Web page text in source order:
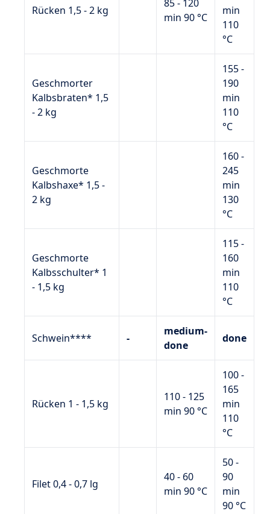
Rücken 1,5 - 2 kg
85 - 120
min 90 °C
min
110
°C
Geschmorter
Kalbsbraten* 1,5
- 2 kg
155 -
190
min
110
°C
Geschmorte
Kalbshaxe* 1,5 -
2 kg
160 -
245
min
130
°C
Geschmorte
Kalbsschulter* 1
- 1,5 kg
115 -
160
min
110
°C
Schwein**** -
medium-
done
done
Rücken 1 - 1,5 kg
110 - 125
min 90 °C
100 -
165
min
110
°C
Filet 0,4 - 0,7 lg
40 - 60
min 90 °C
50 -
90
min
90 °C